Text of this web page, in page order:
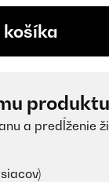
produktu
a predĺženie